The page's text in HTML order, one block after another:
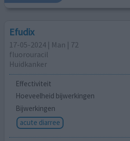
Efudix
17-05-2024 | Man | 72
fluorouracil
Huidkanker
Effectiviteit
Hoeveelheid bijwerkingen
Bijwerkingen
acute diarree